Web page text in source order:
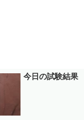
今日の試験結果